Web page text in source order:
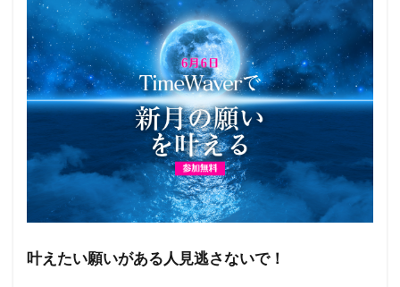
叶えたい願いがある人見逃さないで！